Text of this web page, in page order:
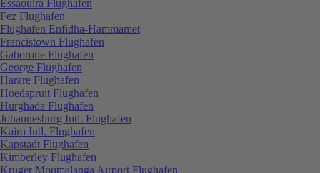
Essaouira Flughafen
Fez Flughafen
Flughafen Enfidha-Hammamet
Francistown Flughafen
Gaborone Flughafen
George Flughafen
Harare Flughafen
Hoedspruit Flughafen
Hurghada Flughafen
Johannesburg Intl. Flughafen
Kairo Intl. Flughafen
Kapstadt Flughafen
Kimberley Flughafen
Kruger Mpumalanga Airport Flughafen